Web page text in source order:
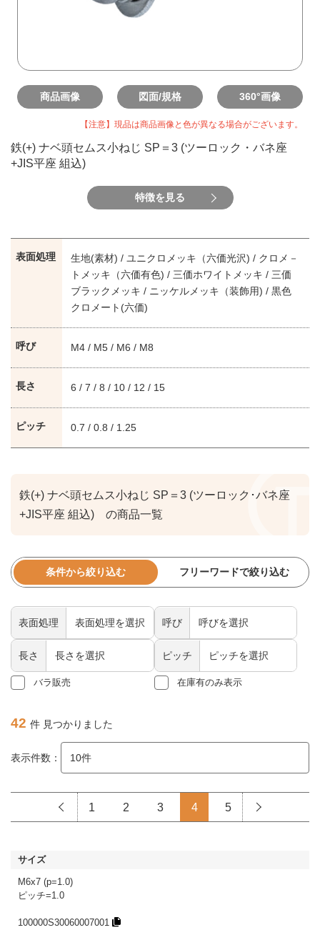
商品画像 図面/規格 360°画像
【注意】現品は商品画像と色が異なる場合がございます。
鉄(+) ナベ頭セムス小ねじ SP＝3 (ツーロック・バネ座
+JIS平座 組込)
特徴を見る
表面処理
生地(素材) / ユニクロメッキ（六価光沢) / クロメ－
トメッキ（六価有色) / 三価ホワイトメッキ / 三価
ブラックメッキ / ニッケルメッキ（装飾用) / 黒色
クロメート(六価)
呼び M4 / M5 / M6 / M8
長さ 6 / 7 / 8 / 10 / 12 / 15
ピッチ 0.7 / 0.8 / 1.25
鉄(+) ナベ頭セムス小ねじ SP＝3 (ツーロック･バネ座
+JIS平座 組込) の商品一覧
条件から絞り込む フリーワードで絞り込む
表面処理 呼び
長さ ピッチ
バラ販売 在庫有のみ表示
42 件 見つかりました
表示件数：
1 2 3 4 5
M6x7 (p=1.0)
ピッチ=1.0
100000S30060007001